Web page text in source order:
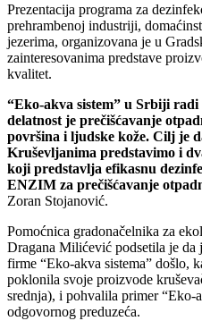
Prezentacija programa za
prehrambenoj industriji,
jezerima, organizovana je u
zainteresovanima predstave
kvalitet.
“Eko-akva sistem” u Srbiji radi
delatnost je prečišćavanje
površina i ljudske kože. Cilj je
Kruševljanima predstavimo i
koji predstavlja efikasnu
ENZIM za prečišćavanje
Zoran Stojanović.
Pomoćnica gradonačelnika za
Dragana Milićević podsetila je da
firme “Eko-akva sistema” došlo,
poklonila svoje proizvode
srednja), i pohvalila primer “Eko-
odgovornog preduzeća.